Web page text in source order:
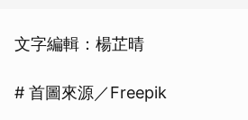
文字編輯：楊芷晴
# 首圖來源／Freepik